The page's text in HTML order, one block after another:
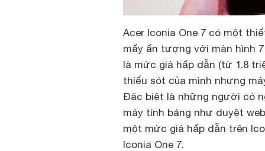
Acer Iconia One 7 có một
mấy ấn tượng với màn hình
là mức giá hấp dẫn (từ 1.8
thiếu sót của mình nhưng
Đặc biệt là những người có
máy tính bảng như duyệt
một mức giá hấp dẫn trên
Iconia One 7.